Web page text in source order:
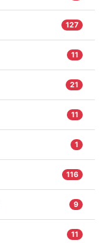
127
11
21
11
1
116
9
11